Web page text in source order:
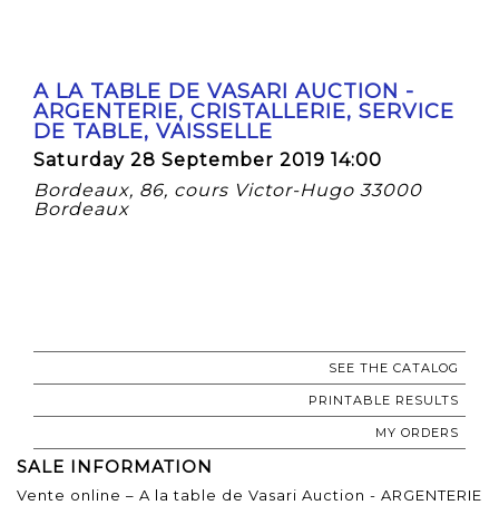
A LA TABLE DE VASARI AUCTION -
ARGENTERIE, CRISTALLERIE, SERVICE
DE TABLE, VAISSELLE
Saturday 28 September 2019 14:00
Bordeaux, 86, cours Victor-Hugo 33000
Bordeaux
SEE THE CATALOG
PRINTABLE RESULTS
MY ORDERS
SALE INFORMATION
Vente online – A la table de Vasari Auction - ARGENTERIE